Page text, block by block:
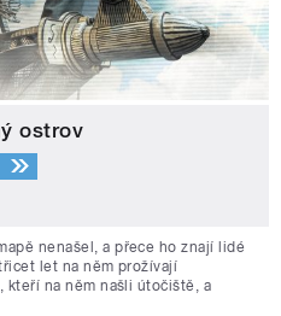
ostrov
nenašel, a přece ho znají lidé
let na něm prožívají
na něm našli útočiště, a